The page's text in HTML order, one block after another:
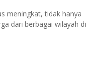
meningkat, tidak hanya
dari berbagai wilayah di